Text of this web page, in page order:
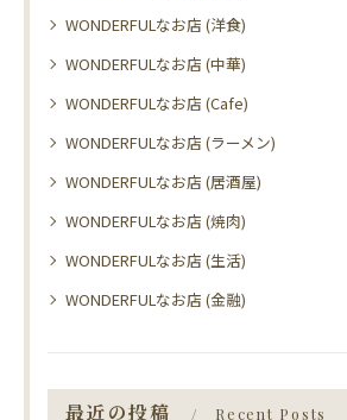
WONDERFULなお店 (洋食)
WONDERFULなお店 (中華)
WONDERFULなお店 (Cafe)
WONDERFULなお店 (ラーメン)
WONDERFULなお店 (居酒屋)
WONDERFULなお店 (焼肉)
WONDERFULなお店 (生活)
WONDERFULなお店 (金融)
最近の投稿 Recent Posts